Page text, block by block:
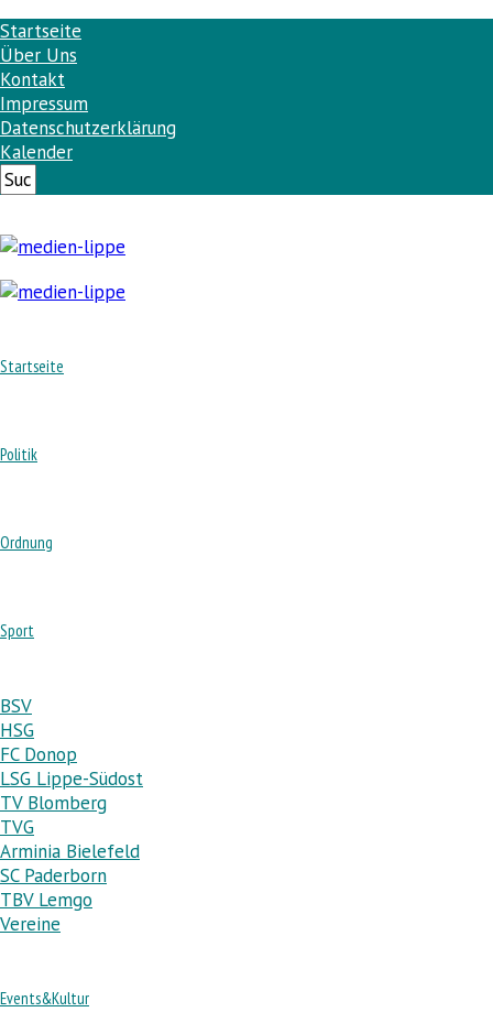
Startseite
Über Uns
Kontakt
Impressum
Datenschutzerklärung
Kalender
Startseite
Politik
Ordnung
Sport
BSV
HSG
FC Donop
LSG Lippe-Südost
TV Blomberg
TVG
Arminia Bielefeld
SC Paderborn
TBV Lemgo
Vereine
Events&Kultur